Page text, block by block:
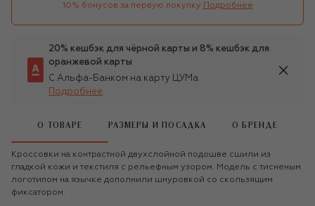
10% бонусов за первую покупку Подробнее
20% кешбэк для чёрной карты и 8% кешбэк для
оранжевой карты
С Альфа-Банком на карту ЦУМа
Подробнее
О ТОВАРЕ РАЗМЕРЫ И ПОСАДКА О БРЕНДЕ
Кроссовки на контрастной двухслойной подошве сшили из
гладкой кожи и текстиля с рельефным узором. Модель с тисненым
логотипом на язычке дополнили шнуровкой со скользящим
фиксатором.